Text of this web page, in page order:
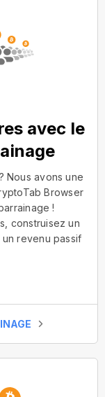
avec le
Nous avons une
Browser
!
construisez un
revenu passif